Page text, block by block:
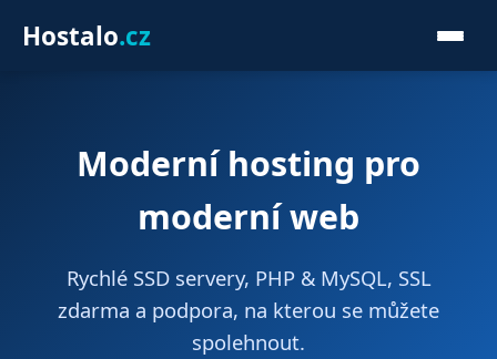
Hostalo.cz
Detekce prohlížeče
Moderní hosting pro
moderní web
Rychlé SSD servery, PHP & MySQL, SSL
zdarma a podpora, na kterou se můžete
spolehnout.